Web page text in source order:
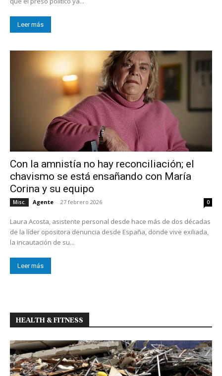
Leer más
Con la amnistía no hay reconciliación; el
chavismo se está ensañando con María
Corina y su equipo
Misc. Agente - 27 febrero 2026 0
Laura Acosta, asistente personal desde hace más de dos décadas
de la líder opositora denuncia desde España, donde vive exiliada,
la incautación de su...
Leer más
HEALTH & FITNESS